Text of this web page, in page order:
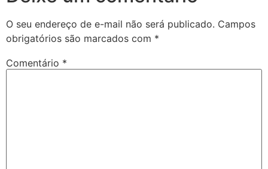
O seu endereço de e-mail não será publicado. Campos
obrigatórios são marcados com *
Comentário *